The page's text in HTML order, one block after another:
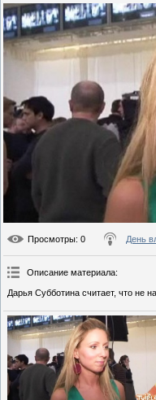
Просмотры: 0 День
Описание материала:
Дарья Субботина считает, что не